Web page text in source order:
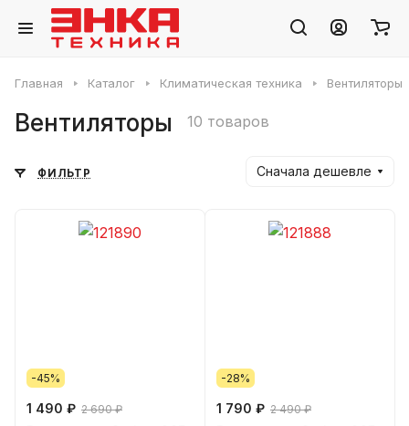
Главная Каталог Климатическая техника Вентиляторы
Вентиляторы 10 товаров
ФИЛЬТР Сначала дешевле
-45%
1 490 ₽ 2 690 ₽
-28%
1 790 ₽ 2 490 ₽